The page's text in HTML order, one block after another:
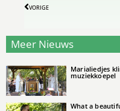
VORIGE
Meer Nieuws
Marialiedjes
muziekkoepel
What a